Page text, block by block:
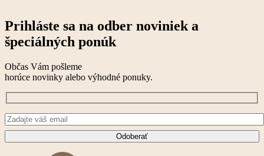
Prihláste sa na odber noviniek a
špeciálných ponúk
Občas Vám pošleme
horúce novinky alebo výhodné ponuky.